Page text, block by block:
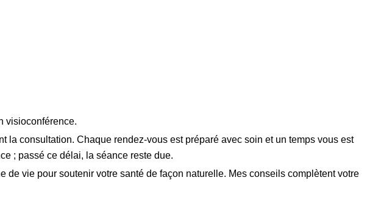
visioconférence.
consultation. Chaque rendez-vous est préparé avec soin et un temps vous est
; passé ce délai, la séance reste due.
vie pour soutenir votre santé de façon naturelle. Mes conseils complètent votre